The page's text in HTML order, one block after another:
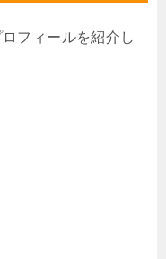
フィールを紹介し